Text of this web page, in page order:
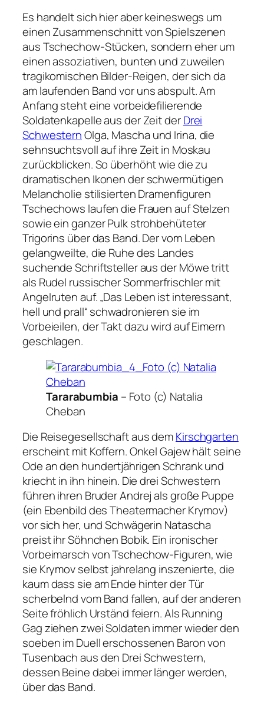
Es handelt sich hier aber keineswegs um
einen Zusammenschnitt von Spielszenen
aus Tschechow-Stücken, sondern eher um
einen assoziativen, bunten und zuweilen
tragikomischen Bilder-Reigen, der sich da
am laufenden Band vor uns abspult. Am
Anfang steht eine vorbeidefilierende
Soldatenkapelle aus der Zeit derDrei
SchwesternOlga, Mascha und Irina, die
sehnsuchtsvoll auf ihre Zeit in Moskau
zurückblicken. So überhöht wie die zu
dramatischen Ikonen der schwermütigen
Melancholie stilisierten Dramenfiguren
Tschechows laufen die Frauen auf Stelzen
sowie ein ganzer Pulk strohbehüteter
Trigorins über das Band. Der vom Leben
gelangweilte, die Ruhe des Landes
suchende Schriftsteller aus derMöwetritt
als Rudel russischer Sommerfrischler mit
Angelruten auf.„Das Leben ist interessant,
hell und prall“schwadronieren sie im
Vorbeieilen, der Takt dazu wird auf Eimern
geschlagen.
Tararabumbia – Foto (c) Natalia
Cheban
Die Reisegesellschaft aus demKirschgarten
erscheint mit Koffern. Onkel Gajew hält seine
Ode an den hundertjährigen Schrank und
kriecht in ihn hinein. Die drei Schwestern
führen ihren Bruder Andrej als große Puppe
(ein Ebenbild des Theatermacher Krymov)
vor sich her, und Schwägerin Natascha
preist ihr Söhnchen Bobik. Ein ironischer
Vorbeimarsch von Tschechow-Figuren, wie
sie Krymov selbst jahrelang inszenierte, die
kaum dass sie am Ende hinter der Tür
scherbelnd vom Band fallen, auf der anderen
Seite fröhlich Urständ feiern. Als Running
Gag ziehen zwei Soldaten immer wieder den
soeben im Duell erschossenen Baron von
Tusenbach aus den Drei Schwestern,
dessen Beine dabei immer länger werden,
über das Band.